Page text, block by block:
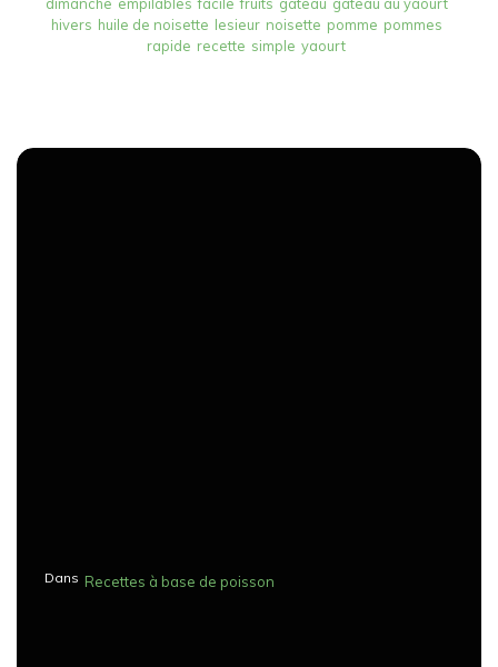
hivers huile de noisette lesieur noisette pomme pommes
rapide recette simple yaourt
Dans Recettes à base de poisson